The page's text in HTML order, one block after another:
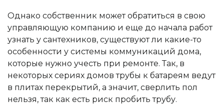
Однако собственник может обратиться в свою
управляющую компанию и еще до начала работ
узнать у сантехников, существуют ли какие-то
особенности у системы коммуникаций дома,
которые нужно учесть при ремонте. Так, в
некоторых сериях домов трубы к батареям ведут
в плитах перекрытий, а значит, сверлить пол
нельзя, так как есть риск пробить трубу.
Номер телефона
Электронная почта
Сообщение
Электронная почта
Сообщение